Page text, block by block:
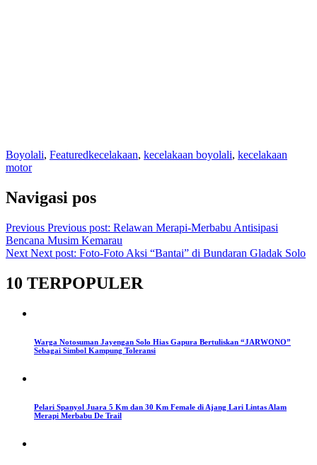
Boyolali, Featuredkecelakaan, kecelakaan boyolali, kecelakaan
motor
Navigasi pos
Previous Previous post: Relawan Merapi-Merbabu Antisipasi
Bencana Musim Kemarau
Next Next post: Foto-Foto Aksi “Bantai” di Bundaran Gladak Solo
10 TERPOPULER
Warga Notosuman Jayengan Solo Hias Gapura Bertuliskan “JARWONO”
Sebagai Simbol Kampung Toleransi
Pelari Spanyol Juara 5 Km dan 30 Km Female di Ajang Lari Lintas Alam
Merapi Merbabu De Trail